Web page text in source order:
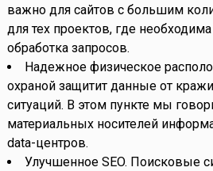
важно для сайтов с большим
для тех проектов, где
обработка запросов.
Надежное физическое
охраной защитит данные от
ситуаций. В этом пункте мы
материальных носителей
data-центров.
Улучшенное SEO. Поисковые